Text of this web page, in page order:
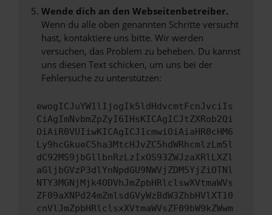
Wende dich an den Webseitenbetreiber.
Wenn du alle oben genannten Schritte versucht
hast, kontaktiere uns bitte. Wir werden
versuchen, das Problem zu beheben. Du kannst
uns diesen Text schicken, um uns bei der
Fehlersuche zu unterstützen:
ewogICJuYW1lIjogIk5ldHdvcmtFcnJvciIs
CiAgImNvbmZpZyI6IHsKICAgICJtZXRob2Qi
OiAiR0VUIiwKICAgICJ1cmwiOiAiaHR0cHM6
Ly9hcGkueC5ha3MtcHJvZC5hdWRhcmlzLm5l
dC92MS9jbGllbnRzLzIxOS93ZWJzaXRlLXZl
aGljbGVzP3dlYnNpdGU9NWVjZDM5YjZiOTNl
NTY3MGNjMjk4ODVhJmZpbHRlclswXVtmaWVs
ZF09aXNPd24mZmlsdGVyWzBdW3ZhbHVlXT10
cnVlJmZpbHRlclsxXVtmaWVsZF09bW9kZWwm